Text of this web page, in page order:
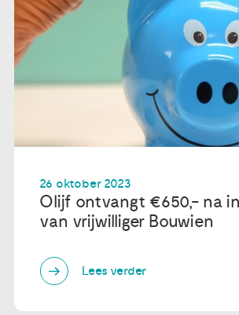
26 oktober 2023
Olijf ontvangt €650,- na
van vrijwilliger Bouwien
Lees verder